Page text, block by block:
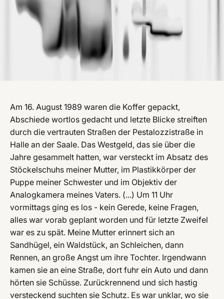
Am 16. August 1989 waren die Koffer gepackt,
Abschiede wortlos gedacht und letzte Blicke streiften
durch die vertrauten Straßen der Pestalozzistraße in
Halle an der Saale. Das Westgeld, das sie über die
Jahre gesammelt hatten, war versteckt im Absatz des
Stöckelschuhs meiner Mutter, im Plastikkörper der
Puppe meiner Schwester und im Objektiv der
Analogkamera meines Vaters. (...) Um 11 Uhr
vormittags ging es los - kein Gerede, keine Fragen,
alles war vorab geplant worden und für letzte Zweifel
war es zu spät. Meine Mutter erinnert sich an
Sandhügel, ein Waldstück, an Schleichen, dann
Rennen, an große Angst um ihre Tochter. Irgendwann
kamen sie an eine Straße, dort fuhr ein Auto und dann
hörten sie Schüsse. Zurückrennend und sich hastig
versteckend suchten sie Schutz. Es war unklar, wo sie